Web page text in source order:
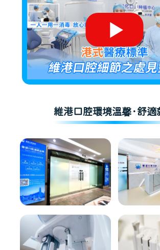
維港口腔環境溫馨·舒適